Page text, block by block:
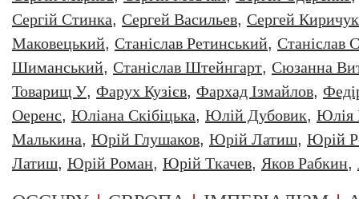
Сергій Стинка, Сергей Васильев, Сергей Киричук
Маковецький, Станіслав Ретинський, Станіслав
Шиманський, Станіслав Штейнгарт, Сюзанна
Товарищ У, Фарух Кузієв, Фархад Ізмайлов,
Оеренс, Юліана Скібіцька, Юлій Дубовик, Юлія
Малькина, Юрiй Глушаков, Юрiй Латиш, Юрiй
Латиш, Юрій Роман, Юрій Ткачев, Яков Рабкин,